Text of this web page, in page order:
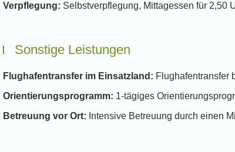
Verpflegung: Selbstverpflegung, Mittagessen für 2,50
Sonstige Leistungen
Flughafentransfer im Einsatzland: Flughafentransfer
Orientierungsprogramm: 1-tägiges
Betreuung vor Ort: Intensive Betreuung durch einen